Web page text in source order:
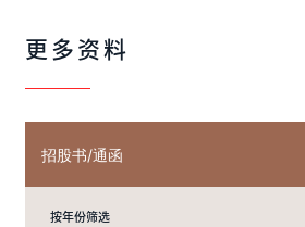
更多资料
招股书/通函
按年份筛选